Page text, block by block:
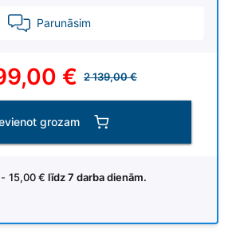
Parunāsim
€ 2 139,00 €
grozam
15,00 € līdz 7 darba dienām.